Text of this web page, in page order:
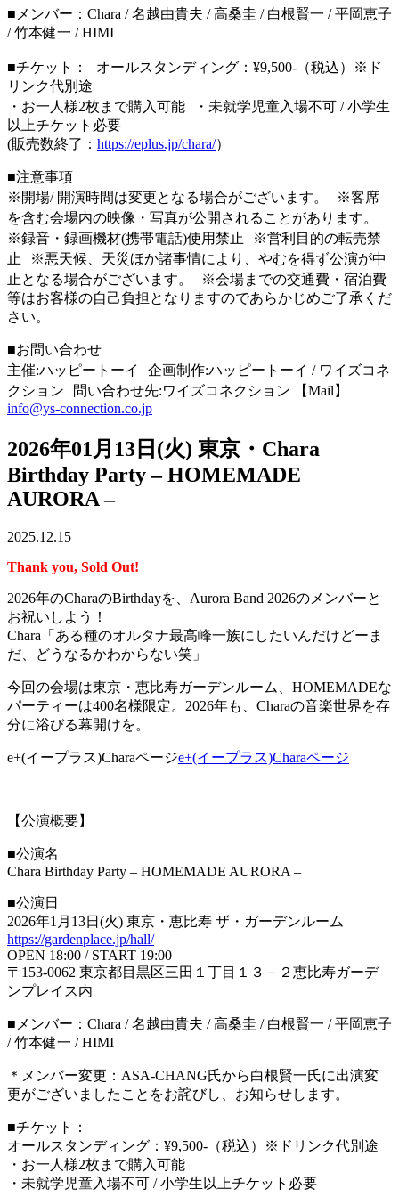
■メンバー：Chara / 名越由貴夫 / 高桑圭 / 白根賢一 / 平岡恵子
/ 竹本健一 / HIMI
■チケット： オールスタンディング：¥9,500-（税込）※ド
リンク代別途
・お⼀⼈様2枚まで購入可能 ・未就学児童⼊場不可 / ⼩学⽣
以上チケット必要
(販売数終了： https://eplus.jp/chara/）
■注意事項
※開場/ 開演時間は変更となる場合がございます。 ※客席
を含む会場内の映像・写真が公開されることがあります。
※録音・録画機材(携帯電話)使用禁止 ※営利目的の転売禁
止 ※悪天候、天災ほか諸事情により、やむを得ず公演が中
止となる場合がございます。 ※会場までの交通費・宿泊費
等はお客様の自己負担となりますのであらかじめご了承くだ
さい。
■お問い合わせ
主催:ハッピートーイ 企画制作:ハッピートーイ / ワイズコネ
クション 問い合わせ先:ワイズコネクション 【Mail】
info@ys-connection.co.jp
2026年01月13日(火) 東京・Chara
Birthday Party – HOMEMADE
AURORA –
2025.12.15
Thank you, Sold Out!
2026年のCharaのBirthdayを、Aurora Band 2026のメンバーと
お祝いしよう！
Chara「ある種のオルタナ最高峰一族にしたいんだけどーま
だ、どうなるかわからない笑」
今回の会場は東京・恵比寿ガーデンルーム、HOMEMADEな
パーティーは400名様限定。2026年も、Charaの音楽世界を存
分に浴びる幕開けを。
e+(イープラス)Charaページe+(イープラス)Charaページ
【公演概要】
■公演名
Chara Birthday Party – HOMEMADE AURORA –
■公演日
2026年1月13日(火) 東京・恵比寿 ザ・ガーデンルーム
https://gardenplace.jp/hall/
OPEN 18:00 / START 19:00
〒153-0062 東京都目黒区三田１丁目１３－２恵⽐寿ガーデ
ンプレイス内
■メンバー：Chara / 名越由貴夫 / 高桑圭 / 白根賢一 / 平岡恵子
/ 竹本健一 / HIMI
＊メンバー変更：ASA-CHANG氏から白根賢一氏に出演変
更がございましたことをお詫びし、お知らせします。
■チケット：
オールスタンディング：¥9,500-（税込）※ドリンク代別途
・お⼀⼈様2枚まで購入可能
・未就学児童⼊場不可 / ⼩学⽣以上チケット必要